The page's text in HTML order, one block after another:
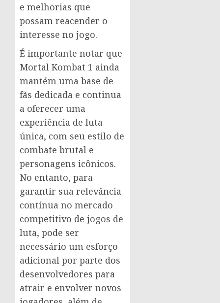
e melhorias que
possam reacender o
interesse no jogo.
É importante notar que
Mortal Kombat 1 ainda
mantém uma base de
fãs dedicada e continua
a oferecer uma
experiência de luta
única, com seu estilo de
combate brutal e
personagens icônicos.
No entanto, para
garantir sua relevância
contínua no mercado
competitivo de jogos de
luta, pode ser
necessário um esforço
adicional por parte dos
desenvolvedores para
atrair e envolver novos